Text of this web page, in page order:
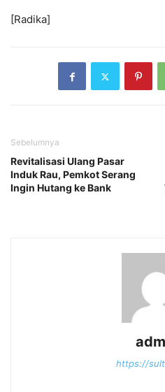
[Radika]
Sebelumnya
Revitalisasi Ulang Pasar
Induk Rau, Pemkot Serang
Ingin Hutang ke Bank
https://